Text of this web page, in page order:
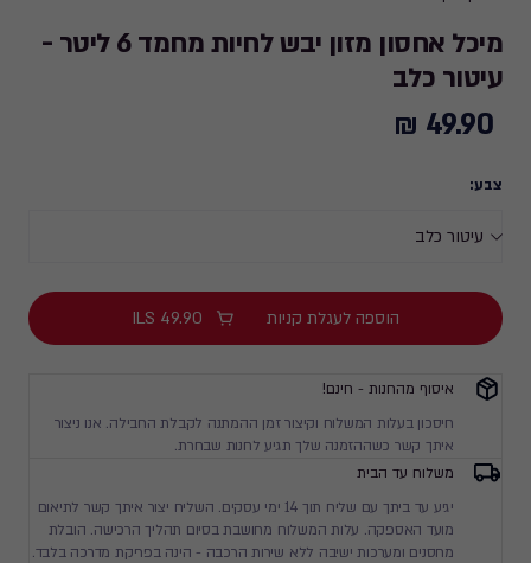
מיכל אחסון מזון יבש לחיות מחמד 6 ליטר -
עיטור כלב
49.90
49.90 ₪
צבע:
הוספה לעגלת קניות ILS 49.90
איסוף מהחנות - חינם!
חיסכון בעלות המשלוח וקיצור זמן ההמתנה לקבלת החבילה. אנו ניצור
איתך קשר כשההזמנה שלך תגיע לחנות שבחרת.
משלוח עד הבית
יגיע עד ביתך עם שליח תוך 14 ימי עסקים. השליח יצור איתך קשר לתיאום
מועד האספקה. עלות המשלוח מחושבת בסיום תהליך הרכישה. הובלת
מחסנים ומערכות ישיבה ללא שירות הרכבה - הינה בפריקת מדרכה בלבד.